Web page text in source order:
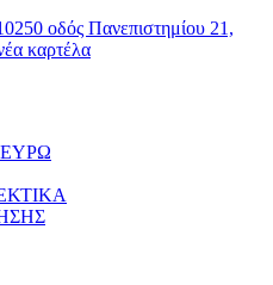
οδός Πανεπιστημίου 21,
καρτέλα